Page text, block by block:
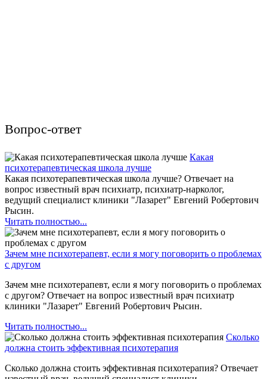
Вопрос-ответ
Какая
психотерапевтическая школа лучше
Какая психотерапевтическая школа лучше? Отвечает на
вопрос известный врач психиатр, психиатр-нарколог,
ведущий специалист клиники "Лазарет" Евгений Робертович
Рысин.
Читать полностью...
Зачем мне психотерапевт, если я могу поговорить о проблемах
с другом
Зачем мне психотерапевт, если я могу поговорить о проблемах
с другом? Отвечает на вопрос известный врач психиатр
клиники "Лазарет" Евгений Робертович Рысин.
Читать полностью...
Сколько
должна стоить эффективная психотерапия
Сколько должна стоить эффективная психотерапия? Отвечает